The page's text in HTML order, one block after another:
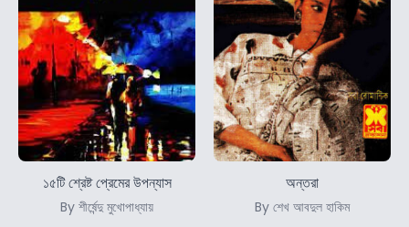
১৫টি শ্রেষ্ট প্রেমের উপন্যাস
By শীর্ষেন্দু মুখোপাধ্যায়
অন্তরা
By শেখ আবদুল হাকিম